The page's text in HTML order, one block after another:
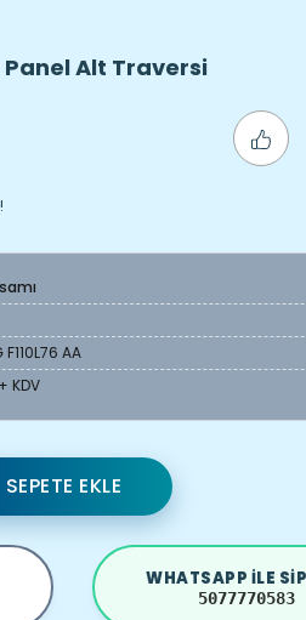
Panel Alt Traversi
AA
KDV
SEPETE EKLE
WHATSAPP ILE
5077770583